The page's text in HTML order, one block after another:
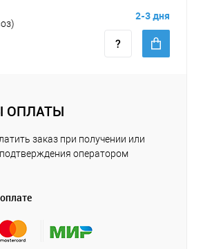
2-3 дня
ОПЛАТЫ
заказ при получении или
оператором